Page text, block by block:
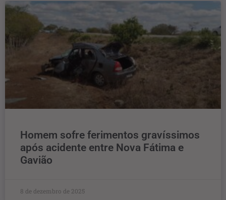
Homem sofre ferimentos gravíssimos
após acidente entre Nova Fátima e
Gavião
8 de dezembro de 2025